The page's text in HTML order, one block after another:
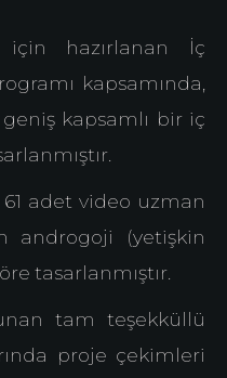
için hazırlanan İç
kapsamında,
geniş kapsamlı bir iç
adet video uzman
androgoji (yetişkin
tasarlanmıştır.
tam teşekküllü
proje çekimleri